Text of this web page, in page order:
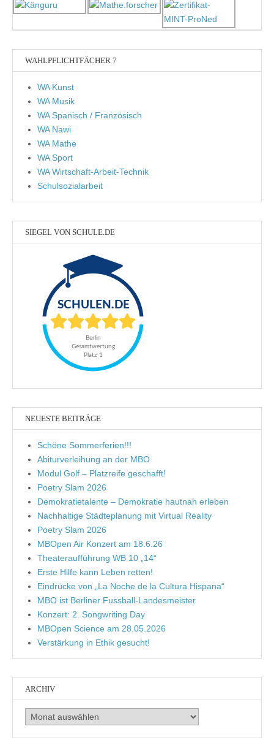
WAHLPFLICHTFÄCHER 7
WA Kunst
WA Musik
WA Spanisch / Französisch
WA Nawi
WA Mathe
WA Sport
WA Wirtschaft-Arbeit-Technik
Schulsozialarbeit
SIEGEL VON SCHULE.DE
NEUESTE BEITRÄGE
Schöne Sommerferien!!!
Abiturverleihung an der MBO
Modul Golf – Platzreife geschafft!
Poetry Slam 2026
Demokratietalente – Demokratie hautnah erleben
Nachhaltige Städteplanung mit Virtual Reality
Poetry Slam 2026
MBOpen Air Konzert am 18.6.26
Theateraufführung WB 10 „14“
Erste Hilfe kann Leben retten!
Eindrücke von „La Noche de la Cultura Hispana“
MBO ist Berliner Fussball-Landesmeister
Konzert: 2. Songwriting Day
MBOpen Science am 28.05.2026
Verstärkung in Ethik gesucht!
ARCHIV
Archiv